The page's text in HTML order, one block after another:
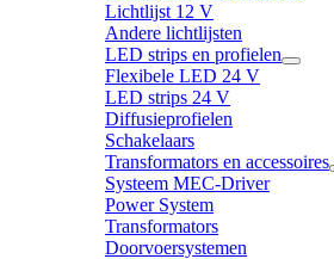
Lichtlijst 12 V
Andere lichtlijsten
LED strips en profielen
Flexibele LED 24 V
LED strips 24 V
Diffusieprofielen
Schakelaars
Transformators en accessoires
Systeem MEC-Driver
Power System
Transformators
Doorvoersystemen